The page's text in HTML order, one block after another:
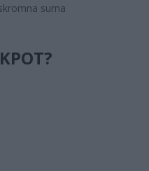
suma